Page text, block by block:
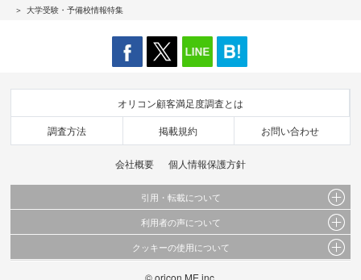
大学受験・予備校情報特集
オリコン顧客満足度調査とは
調査方法 掲載規約 お問い合わせ
会社概要 個人情報保護方針
引用・転載について
当サイトで公開されている情報（文字、写真、イラスト、画像データ等）及びこれらの配
置・編集および構造などについての著作権は株式会社oricon MEに帰属しております。
これらの情報を権利者の許可なく無断転載・複製などの二次利用を行うことは固く禁じて
利用者の声について
当サイトに掲載している内容はすべてサービスの利用者が提出された見解・感想です。
弊社が内容について正確性を含め一切保証するものではありません。
クッキーの使用について
このサイトでは Cookie を使用して、ユーザーに合わせたコンテンツや広告の表示、ソー
© oricon ME inc.